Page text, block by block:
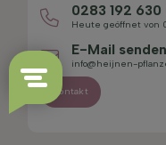
0283 192 630
Heute geöffnet von
E-Mail senden
info@heijnen-
Kontakt